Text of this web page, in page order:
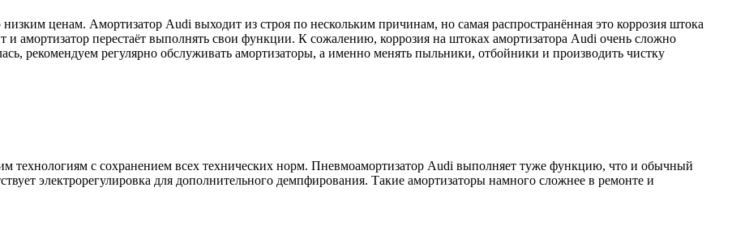
ценам. Амортизатор Audi выходит из строя по нескольким причинам, но самая распространённая это коррозия штока
и амортизатор перестаёт выполнять свои функции. К сожалению, коррозия на штоках амортизатора Audi очень сложно
рекомендуем регулярно обслуживать амортизаторы, а именно менять пыльники, отбойники и производить чистку
технологиям с сохранением всех технических норм. Пневмоамортизатор Audi выполняет туже функцию, что и обычный
электрорегулировка для дополнительного демпфирования. Такие амортизаторы намного сложнее в ремонте и